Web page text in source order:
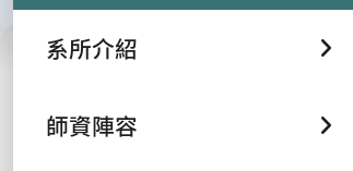
系所介紹
師資陣容